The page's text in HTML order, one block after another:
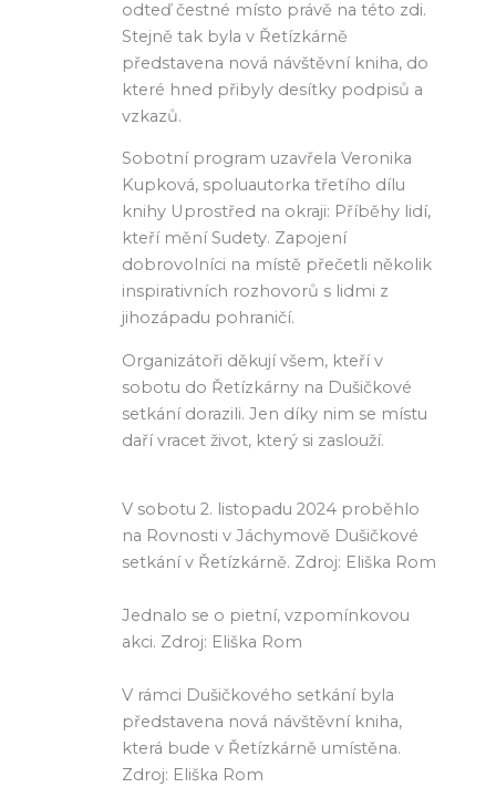
odteď čestné místo právě na této zdi.
Stejně tak byla v Řetízkárně
představena nová návštěvní kniha, do
které hned přibyly desítky podpisů a
vzkazů.
Sobotní program uzavřela Veronika
Kupková, spoluautorka třetího dílu
knihy Uprostřed na okraji: Příběhy lidí,
kteří mění Sudety. Zapojení
dobrovolníci na místě přečetli několik
inspirativních rozhovorů s lidmi z
jihozápadu pohraničí.
Organizátoři děkují všem, kteří v
sobotu do Řetízkárny na Dušičkové
setkání dorazili. Jen díky nim se místu
daří vracet život, který si zaslouží.
V sobotu 2. listopadu 2024 proběhlo
na Rovnosti v Jáchymově Dušičkové
setkání v Řetízkárně. Zdroj: Eliška Rom
Jednalo se o pietní, vzpomínkovou
akci. Zdroj: Eliška Rom
V rámci Dušičkového setkání byla
představena nová návštěvní kniha,
která bude v Řetízkárně umístěna.
Zdroj: Eliška Rom